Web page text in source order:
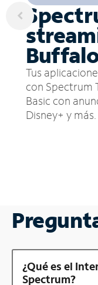
Tus
con Spectrum
Basic con
Disney+ y más.
¿Qué es el
Spectrum?